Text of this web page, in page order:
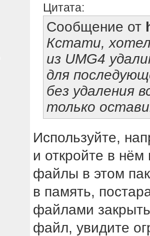
Цитата:
Сообщение от
Кстати,
из UMG4
для
без удаления
только
Используйте,
и откройте в
файлы в этом
в память,
файлами
файл, увидите